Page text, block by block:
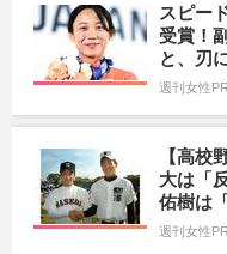
スピー
受賞！
と、刃
週刊女性
【高校
大は「
佑樹は
週刊女性